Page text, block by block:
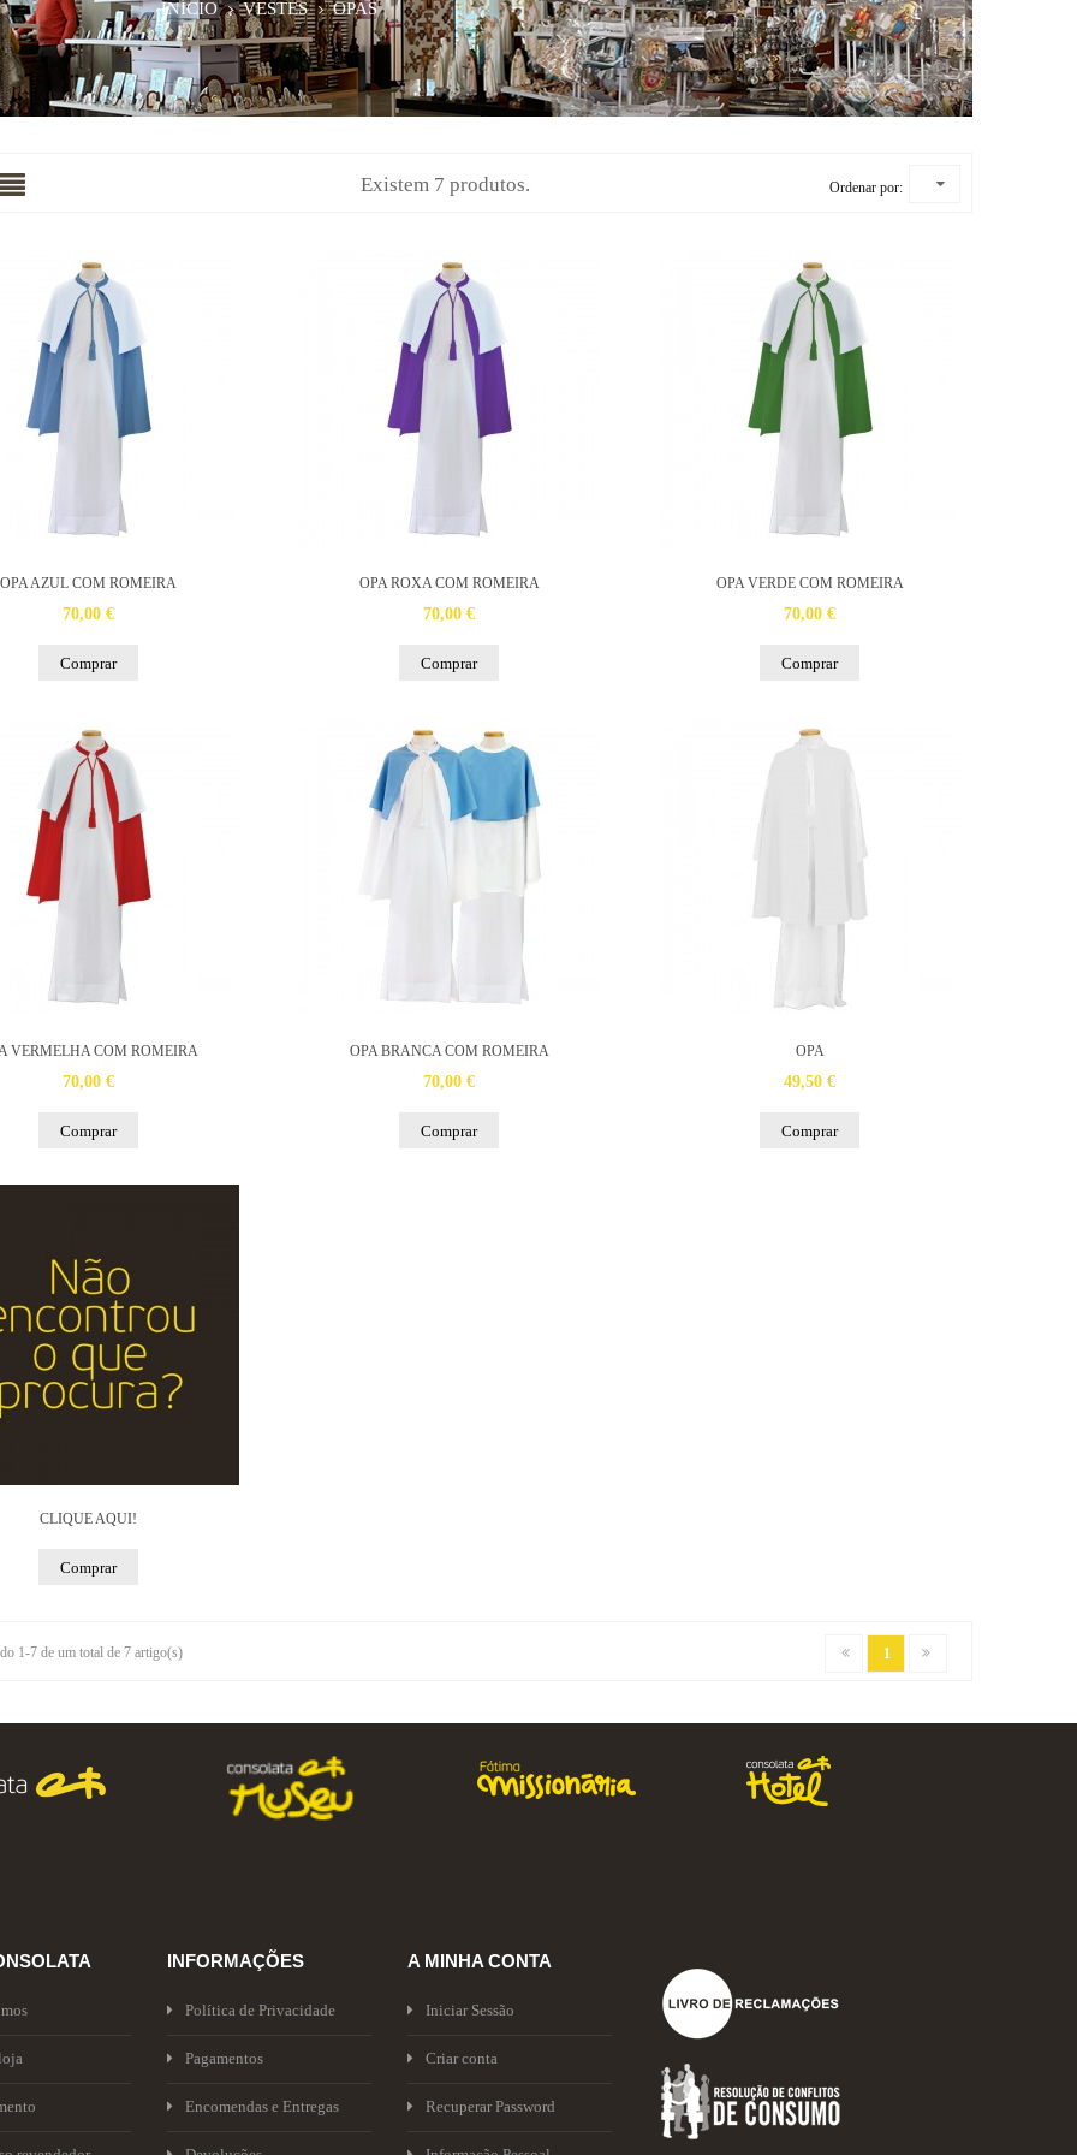
INÍCIO VESTES OPAS
Existem 7 produtos. Ordenar por:
OPA AZUL COM ROMEIRA
70,00 €
Comprar
OPA ROXA COM ROMEIRA
70,00 €
Comprar
OPA VERDE COM ROMEIRA
70,00 €
Comprar
VERMELHA COM ROMEIRA
70,00 €
Comprar
OPA BRANCA COM ROMEIRA
70,00 €
Comprar
OPA
49,50 €
Comprar
CLIQUE AQUI!
Comprar
1-7 de um total de 7 artigo(s) 1
INFORMAÇÕES
Política de Privacidade
Pagamentos
Encomendas e Entregas
A MINHA CONTA
Iniciar Sessão
Criar conta
Recuperar Password